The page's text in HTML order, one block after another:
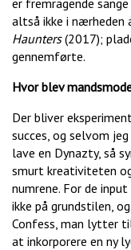
er fremragende sange
altså ikke i nærheden
Haunters(2017);
gennemførte.
Hvor blev
Der bliver
succes, og selvom
lave en Dynazty, så
smurt kreativiteten
numrene. For de
ikke på grundstilen,
Confess, man lytter
at inkorporere en ny